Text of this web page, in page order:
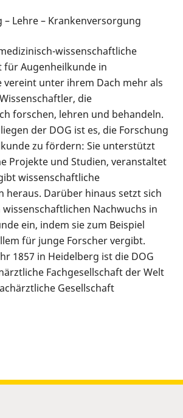
– Lehre – Krankenversorgung
wissenschaftliche
für Augenheilkunde in
vereint unter ihrem Dach mehr als
die
forschen, lehren und behandeln.
der DOG ist es, die Forschung
zu fördern: Sie unterstützt
Projekte und Studien, veranstaltet
wissenschaftliche
heraus. Darüber hinaus setzt sich
Nachwuchs in
ein, indem sie zum Beispiel
für junge Forscher vergibt.
1857 in Heidelberg ist die DOG
Fachgesellschaft der Welt
Gesellschaft